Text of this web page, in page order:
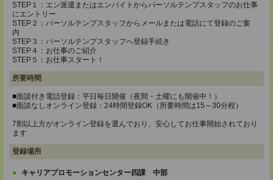
STEP１：エン派遣またはエンバイトからパーソルテンプスタッフのお仕事
にエントリー
STEP２：パーソルテンプスタッフからメールまたは電話にて登録のご案
内
STEP３：パーソルテンプスタッフへ登録手続き
STEP４：お仕事のご紹介
STEP５：お仕事スタート！
所要時間
■面談付き電話登録：平日毎日開催（夜間・土曜にも開催中！）
■面談なしオンライン登録：24時間登録OK（所要時間は15～30分程）
7割以上方がオンライン登録を選んでおり、安心してお仕事開始されており
ます
登録場所
キャリアプロモーションセンター四課 中部